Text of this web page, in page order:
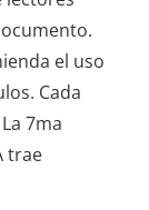
el uso
Cada
7ma
trae